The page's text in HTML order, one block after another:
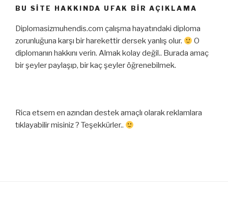
BU SITE HAKKINDA UFAK BIR AÇIKLAMA
Diplomasizmuhendis.com çalışma hayatındaki diploma
zorunluğuna karşı bir harekettir dersek yanlış olur.
O
diplomanın hakkını verin. Almak kolay değil.. Burada amaç
bir şeyler paylaşıp, bir kaç şeyler öğrenebilmek.
Rica etsem en azından destek amaçlı olarak reklamlara
tıklayabilir misiniz ? Teşekkürler..